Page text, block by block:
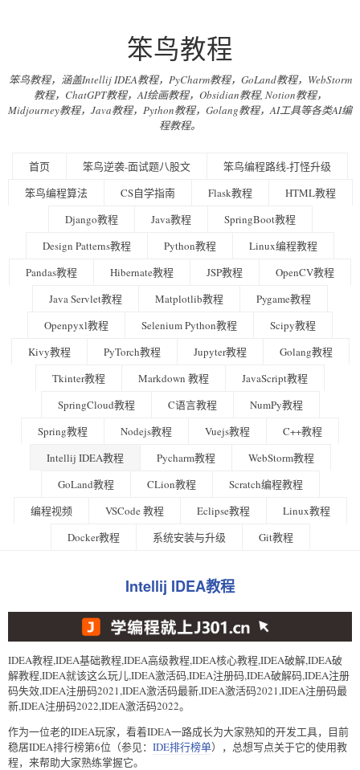
笨鸟教程
笨鸟教程，涵盖Intellij IDEA教程，PyCharm教程，GoLand教程，WebStorm
教程，ChatGPT教程，AI绘画教程，Obsidian教程, Notion教程，
Midjourney教程，Java教程，Python教程，Golang教程，AI工具等各类AI编
程教程。
首页 笨鸟逆袭-面试题八股文
笨鸟编程路线-打怪升级
笨鸟编程算法
CS自学指南 Flask教程
HTML教程
Django教程
Java教程
SpringBoot教程
Design Patterns教程
Python教程
Linux编程教程
Pandas教程
Hibernate教程 JSP教程
OpenCV教程
Java Servlet教程
Matplotlib教程
Pygame教程
Openpyxl教程
Selenium Python教程
Scipy教程
Kivy教程
PyTorch教程 Jupyter教程
Golang教程
Tkinter教程
Markdown 教程
JavaScript教程
SpringCloud教程
C语言教程
NumPy教程
Spring教程
Nodejs教程 Vuejs教程
C++教程
Intellij IDEA教程
Pycharm教程
WebStorm教程
GoLand教程
CLion教程
Scratch编程教程
编程视频
VSCode 教程 Eclipse教程
Linux教程
Docker教程
系统安装与升级 Git教程
Intellij IDEA教程
IDEA教程,IDEA基础教程,IDEA高级教程,IDEA核心教程,IDEA破解,IDEA破
解教程,IDEA就该这么玩儿,IDEA激活码,IDEA注册码,IDEA破解码,IDEA注册
码失效,IDEA注册码2021,IDEA激活码最新,IDEA激活码2021,IDEA注册码最
新,IDEA注册码2022,IDEA激活码2022。
作为一位老的IDEA玩家，看着IDEA一路成长为大家熟知的开发工具，目前
稳居IDEA排行榜第6位（参见： IDE排行榜单），总想写点关于它的使用教
程，来帮助大家熟练掌握它。